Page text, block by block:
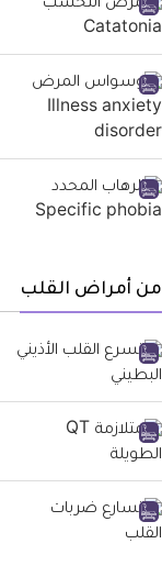
من أمراض القلب